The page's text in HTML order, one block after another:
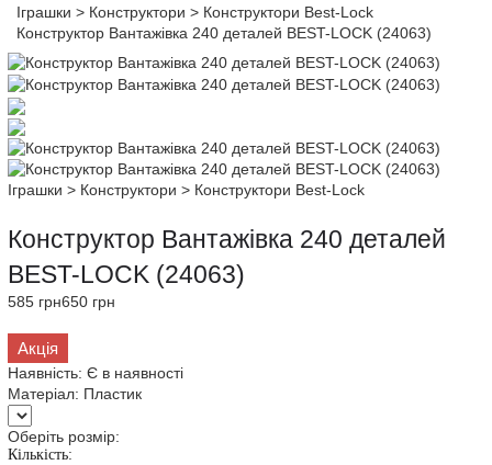
Іграшки > Конструктори > Конструктори Best-Lock
Конструктор Вантажівка 240 деталей BEST-LOCK (24063)
Іграшки > Конструктори > Конструктори Best-Lock
Конструктор Вантажівка 240 деталей
BEST-LOCK (24063)
585 грн650 грн
Акція
Наявність:Є в наявності
Матеріал: Пластик
Оберіть розмір:
Кількість: